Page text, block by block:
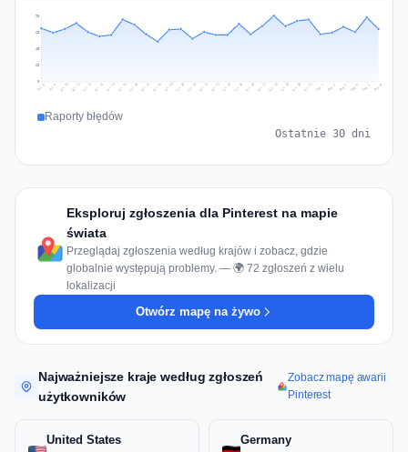
23
45
68
90
Jul 8 Jul 9 Jul 10 Jul 11 Jul 12 Jul 13 Jul 14 Jul 15 Jul 16 Jul 17 Jul 18 Jul 19 Jul 20 Jul 21 Jul 22 Jul 23 Jul 24 Jul 25 Jul 26 Jul 27 Jul 28 Jul 29 Jul 30 Jul 31 Aug 1 Aug 2 Aug 3 Aug 4 Aug 5 Aug 6
Raporty błędów
Ostatnie 30 dni
Eksploruj zgłoszenia dla Pinterest na mapie
świata
Przeglądaj zgłoszenia według krajów i zobacz, gdzie
globalnie występują problemy. — 🌍 72 zgłoszeń z wielu
lokalizacji
Otwórz mapę na żywo
Najważniejsze kraje według zgłoszeń
użytkowników
Zobacz mapę awarii
Pinterest
United States Germany